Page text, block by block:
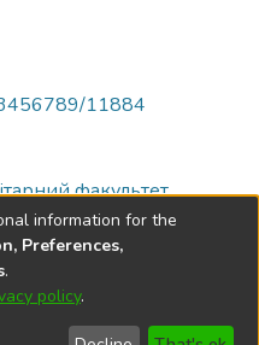
11884
факультет
2002-2026
End User Send
information for the
Preferences,
.
policy.